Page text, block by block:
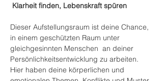
Klarheit finden, Lebenskraft spüren
Dieser Aufstellungsraum ist deine Chance,
in einem geschützten Raum unter
gleichgesinnten Menschen  an deiner
Persönlichkeitsentwicklung zu arbeiten.
Hier haben deine körperlichen und